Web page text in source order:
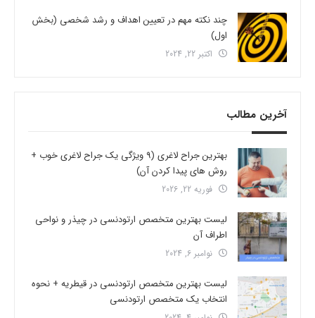
چند نکته مهم در تعیین اهداف و رشد شخصی (بخش
اول)
اکتبر 22, 2024
آخرین مطالب
بهترین جراح لاغری (9 ویژگی یک جراح لاغری خوب +
روش های پیدا کردن آن)
فوریه 22, 2026
لیست بهترین متخصص ارتودنسی در چیذر و نواحی
اطراف آن
نوامبر 6, 2024
لیست بهترین متخصص ارتودنسی در قیطریه + نحوه
انتخاب یک متخصص ارتودنسی